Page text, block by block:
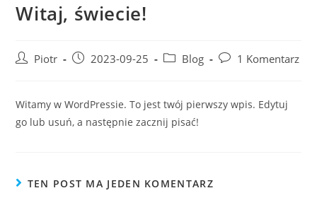
Witaj, świecie!
PostPiotr
Post2023-09-25
PostBlog
Post1 Komentarz
Witamy w WordPressie. To jest twój pierwszy wpis. Edytuj
go lub usuń, a następnie zacznij pisać!
TEN POST MA JEDEN KOMENTARZ